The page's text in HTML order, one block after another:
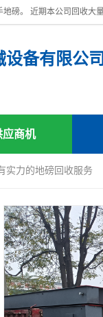
备有限公司
应商机
实力的地磅回收服务